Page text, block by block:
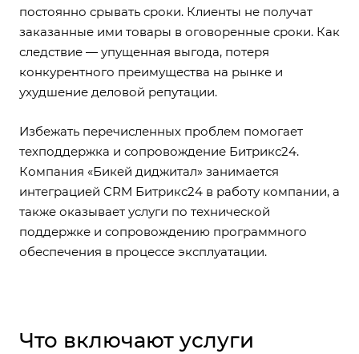
постоянно срывать сроки. Клиенты не получат
заказанные ими товары в оговоренные сроки. Как
следствие — упущенная выгода, потеря
конкурентного преимущества на рынке и
ухудшение деловой репутации.
Избежать перечисленных проблем помогает
техподдержка и сопровождение Битрикс24.
Компания «Бикей диджитал» занимается
интеграцией CRM Битрикс24 в работу компании, а
также оказывает услуги по технической
поддержке и сопровождению программного
обеспечения в процессе эксплуатации.
Что включают услуги